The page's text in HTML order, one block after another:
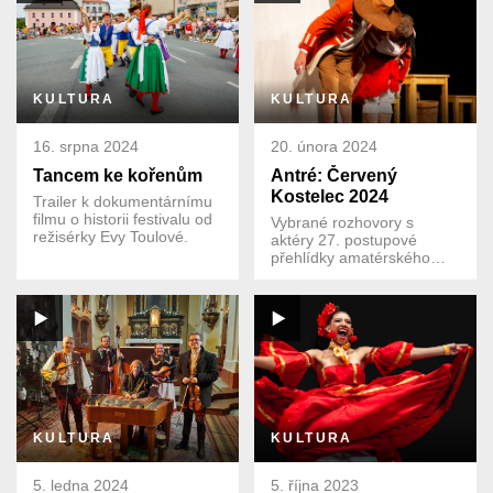
KULTURA
16. srpna 2024
Tancem ke kořenům
Trailer k dokumentárnímu
filmu o historii festivalu od
režisérky Evy Toulové.
KULTURA
20. února 2024
Antré: Červený
Kostelec 2024
Vybrané rozhovory s
aktéry 27. postupové
přehlídky amatérského
divadla
KULTURA
5. ledna 2024
KULTURA
5. října 2023